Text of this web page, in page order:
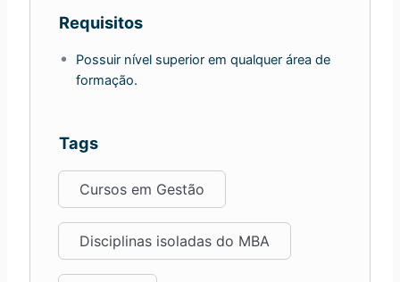
Requisitos
Possuir nível superior em qualquer área de
formação.
Tags
Cursos em Gestão
Disciplinas isoladas do MBA